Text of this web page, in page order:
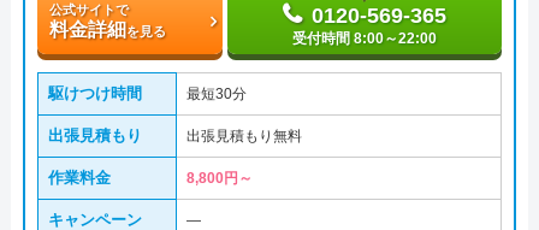
公式サイトで
料金詳細を見る
0120-569-365
受付時間 8:00～22:00
駆けつけ時間 最短30分
出張見積もり 出張見積もり無料
作業料金 8,800円～
キャンペーン ―